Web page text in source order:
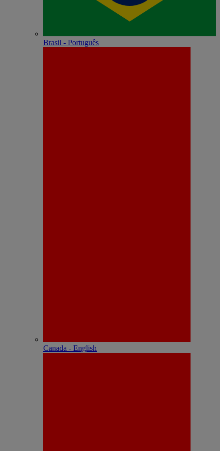
Brasil - Português
Canada - English